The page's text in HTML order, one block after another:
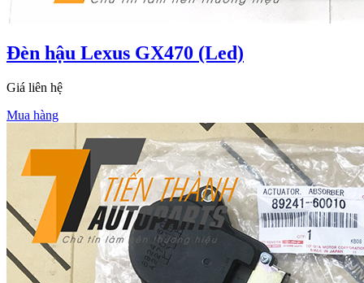
Đèn hậu Lexus GX470 (Led)
Giá liên hệ
Mua hàng